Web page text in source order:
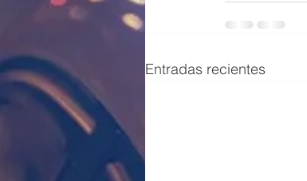
Entradas recientes